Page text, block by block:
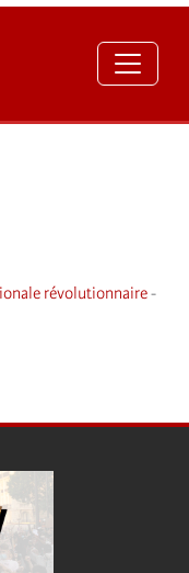
révolutionnaire -